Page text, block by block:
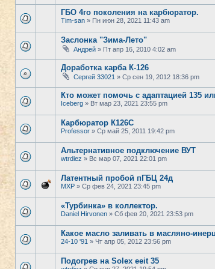
ГБО 4го поколения на карбюратор.
Tim-san » Пн июн 28, 2021 11:43 am
Заслонка "Зима-Лето"
Андрей » Пт апр 16, 2010 4:02 am
Доработка карба К-126
Сергей 33021 » Ср сен 19, 2012 18:36 pm
Кто может помочь с адаптацией 135
Iceberg » Вт мар 23, 2021 23:55 pm
Карбюратор К126С
Professor » Ср май 25, 2011 19:42 pm
Альтернативное подключение ВУТ
wtrdiez » Вс мар 07, 2021 22:01 pm
Латентный пробой пГБЦ 24д
MXP » Ср фев 24, 2021 23:45 pm
«Турбинка» в коллектор.
Daniel Hirvonen » Сб фев 20, 2021 23:53 pm
Какое масло заливать в масляно-
24-10 '91 » Чт апр 05, 2012 23:56 pm
Подогрев на Solex eeit 35